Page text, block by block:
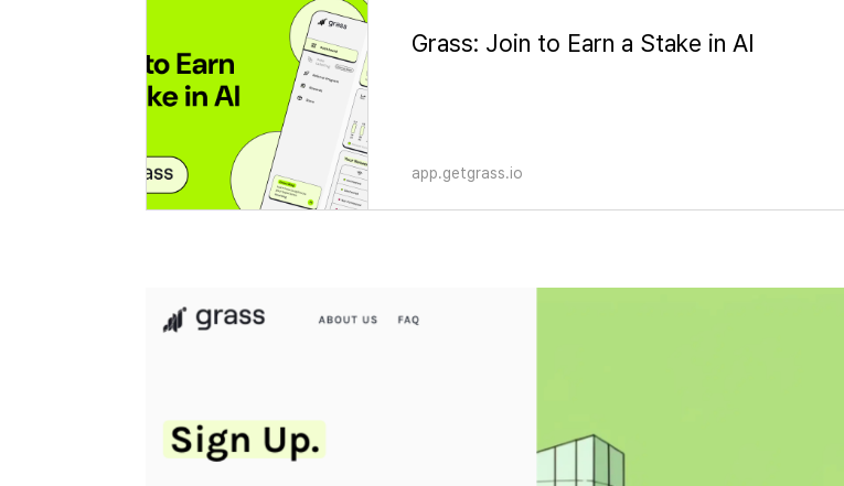
Grass: Join to Earn a Stake in AI
app.getgrass.io